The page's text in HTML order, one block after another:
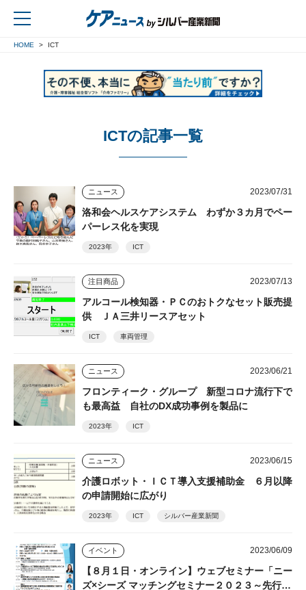
HOME ICT
ICTの記事一覧
ニュース 2023/07/31
洛和会ヘルスケアシステム わずか３カ月でペー
パーレス化を実現
2023年 ICT
注目商品 2023/07/13
アルコール検知器・ＰＣのおトクなセット販売提
供 ＪＡ三井リースアセット
ICT 車両管理
ニュース 2023/06/21
フロンティーク・グループ 新型コロナ流行下で
も最高益 自社のDX成功事例を製品に
2023年 ICT
ニュース 2023/06/15
介護ロボット・ＩＣＴ導入支援補助金 ６月以降
の申請開始に広がり
2023年 ICT シルバー産業新聞
イベント 2023/06/09
【８月１日・オンライン】ウェブセミナー「ニー
ズ×シーズ マッチングセミナー２０２３～先行事